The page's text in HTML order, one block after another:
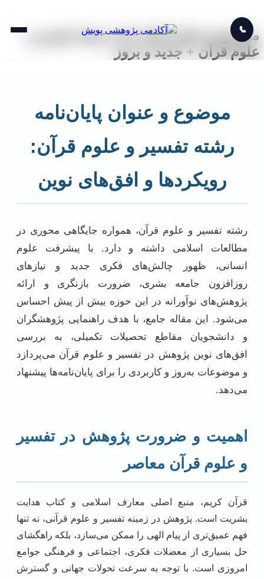
📞
موضوع و عنوان پایان نامه رشته تفسیر و
علوم قرآن + جدید و بروز
موضوع و عنوان پایان‌نامه
رشته تفسیر و علوم قرآن:
رویکردها و افق‌های نوین
رشته تفسیر و علوم قرآن، همواره جایگاهی محوری در
مطالعات اسلامی داشته و دارد. با پیشرفت علوم
انسانی، ظهور چالش‌های فکری جدید و نیازهای
روزافزون جامعه بشری، ضرورت بازنگری و ارائه
پژوهش‌های نوآورانه در این حوزه بیش از پیش احساس
می‌شود. این مقاله جامع، با هدف راهنمایی پژوهشگران
و دانشجویان مقاطع تحصیلات تکمیلی، به بررسی
افق‌های نوین پژوهش در تفسیر و علوم قرآن می‌پردازد
و موضوعات به‌روز و کاربردی را برای پایان‌نامه‌ها پیشنهاد
می‌دهد.
اهمیت و ضرورت پژوهش در تفسیر
و علوم قرآن معاصر
قرآن کریم، منبع اصلی معارف اسلامی و کتاب هدایت
بشریت است. پژوهش در زمینه تفسیر و علوم قرآنی، نه تنها
فهم عمیق‌تری از پیام الهی را ممکن می‌سازد، بلکه راهگشای
حل بسیاری از معضلات فکری، اجتماعی و فرهنگی جوامع
امروزی است. با توجه به سرعت تحولات جهانی و گسترش